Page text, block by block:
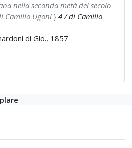
nella seconda metà del secolo
Camillo Ugoni } 4 / di Camillo
di Gio., 1857